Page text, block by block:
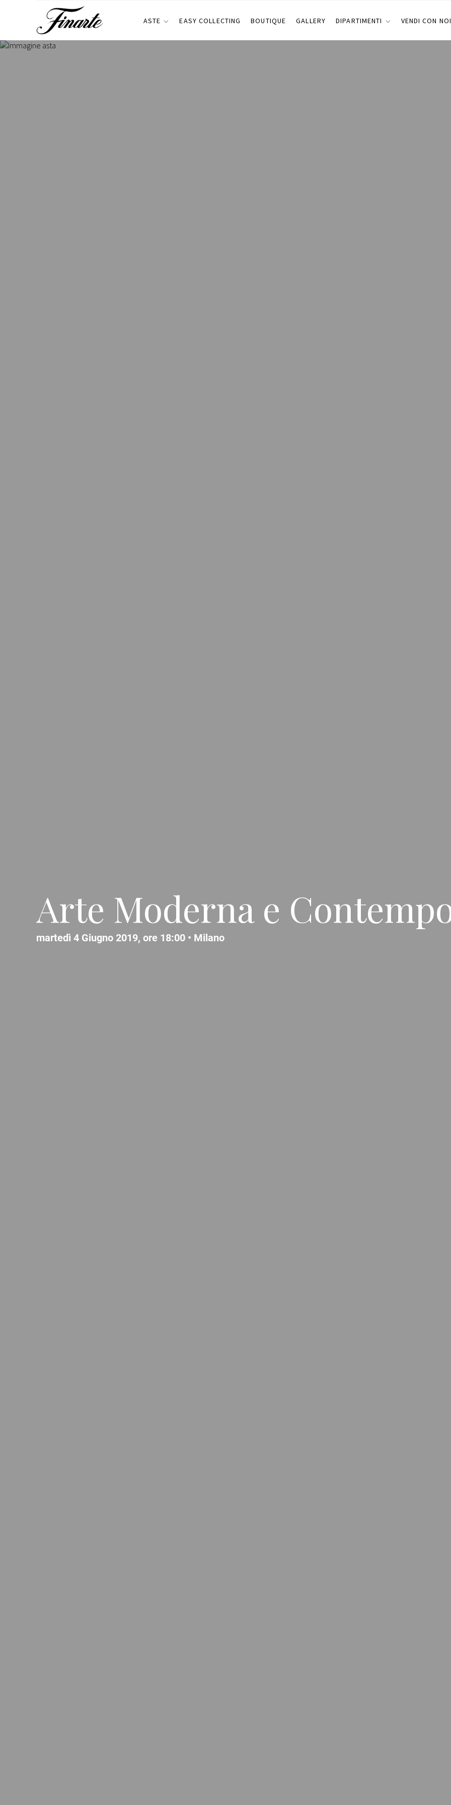
ASTE EASY COLLECTING BOUTIQUE GALLERY DIPARTIMENTI VENDI CON NOI
Arte Moderna e
martedì 4 Giugno 2019, ore 18:00 • Milano